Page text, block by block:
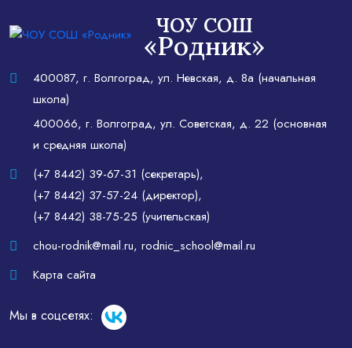
ЧОУ СОШ
«Родник»
400087, г. Волгоград, ул. Невская, д. 8а (начальная
школа)
400066, г. Волгоград, ул. Советская, д. 22 (основная
и средняя школа)
(+7 8442) 39-67-31 (секретарь),
(+7 8442) 37-57-24 (директор),
(+7 8442) 38-75-25 (учительская)
chou-rodnik@mail.ru, rodnic_school@mail.ru
Карта сайта
Мы в соцсетях: